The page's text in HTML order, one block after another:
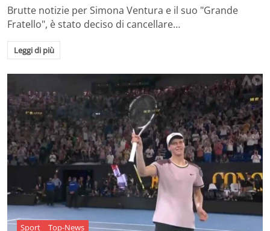
Brutte notizie per Simona Ventura e il suo "Grande
Fratello", è stato deciso di cancellare…
Leggi di più
Sport Top-News